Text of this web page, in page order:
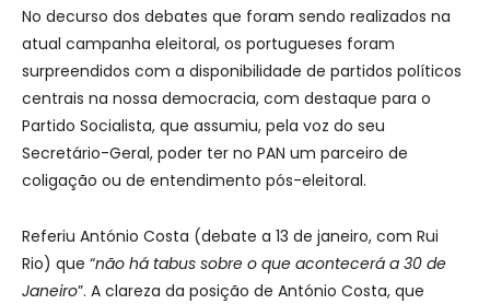
No decurso dos debates que foram sendo realizados na
atual campanha eleitoral, os portugueses foram
surpreendidos com a disponibilidade de partidos políticos
centrais na nossa democracia, com destaque para o
Partido Socialista, que assumiu, pela voz do seu
Secretário-Geral, poder ter no PAN um parceiro de
coligação ou de entendimento pós-eleitoral.
Referiu António Costa (debate a 13 de janeiro, com Rui
Rio) que “não há tabus sobre o que acontecerá a 30 de
Janeiro”. A clareza da posição de António Costa, que